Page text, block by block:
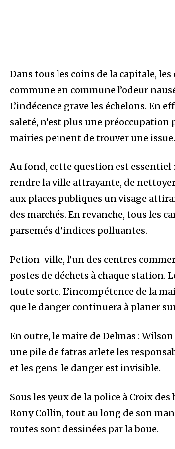
Join our community of
SUBSCRIBERS and be
of the conversation.
To subscribe, simply enter your email address
the subscribe button below. Don't worry, we
won't spam your inbox. Your information is
32,111
Dans tous les coins de la capitale,
commune en commune l’odeur
L’indécence grave les échelons. En
saleté, n’est plus une
mairies peinent de trouver une issue.
Au fond, cette question est essentiel :
rendre la ville attrayante, de
aux places publiques un visage
des marchés. En revanche, tous les
parsemés d’indices polluantes.
Petion-ville, l’un des centres
postes de déchets à chaque station.
toute sorte. L’incompétence de la
que le danger continuera à planer
En outre, le maire de Delmas : Wilson
une pile de fatras arlete les
et les gens, le danger est invisible.
Sous les yeux de la police à Croix
Rony Collin, tout au long de son
routes sont dessinées par la boue.